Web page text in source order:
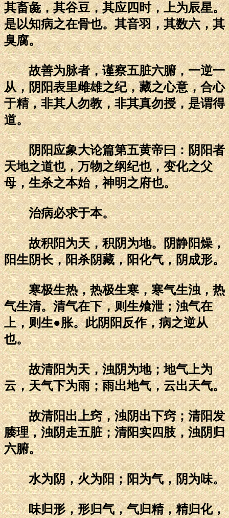
其畜彘，其谷豆，其应四时，上为辰星。
是以知病之在骨也。其音羽，其数六，其
臭腐。
故善为脉者，谨察五脏六腑，一逆一
从，阴阳表里雌雄之纪，藏之心意，合心
于精，非其人勿教，非其真勿授，是谓得
道。
阴阳应象大论篇第五黄帝曰：阴阳者
天地之道也，万物之纲纪也，变化之父
母，生杀之本始，神明之府也。
治病必求于本。
故积阳为天，积阴为地。阴静阳燥，
阳生阴长，阳杀阴藏，阳化气，阴成形。
寒极生热，热极生寒，寒气生浊，热
气生清。清气在下，则生飧泄；浊气在
上，则生●胀。此阴阳反作，病之逆从
也。
故清阳为天，浊阴为地；地气上为
云，天气下为雨；雨出地气，云出天气。
故清阳出上窍，浊阴出下窍；清阳发
腠理，浊阴走五脏；清阳实四肢，浊阴归
六腑。
水为阴，火为阳；阳为气，阴为味。
味归形，形归气，气归精，精归化，